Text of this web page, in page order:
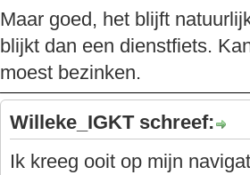
Maar goed, het blijft
blijkt dan een dienstfiets.
moest bezinken.
Willeke_IGKT schreef:
Ik kreeg ooit op mijn